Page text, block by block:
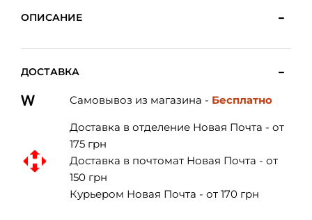
ОПИСАНИЕ
ДОСТАВКА
Самовывоз из магазина - Бесплатно
Доставка в отделение Новая Почта - от
175 грн
Доставка в почтомат Новая Почта - от
150 грн
Курьером Новая Почта - от 170 грн